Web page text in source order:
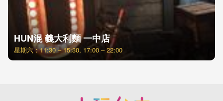
HUN混 義大利麵 一中店
星期六：11:30 – 15:30, 17:00 – 22:00